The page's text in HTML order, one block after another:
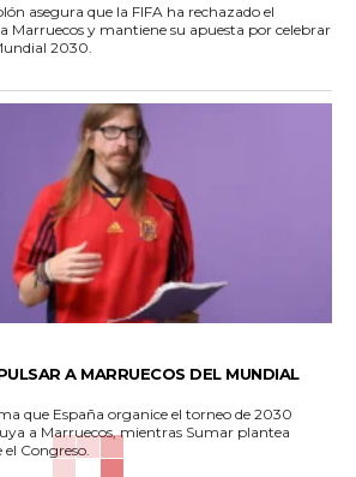
asegura que la FIFA ha rechazado el
Marruecos y mantiene su apuesta por celebrar
2030.
A MARRUECOS DEL MUNDIAL
que España organice el torneo de 2030
a Marruecos, mientras Sumar plantea
el Congreso.